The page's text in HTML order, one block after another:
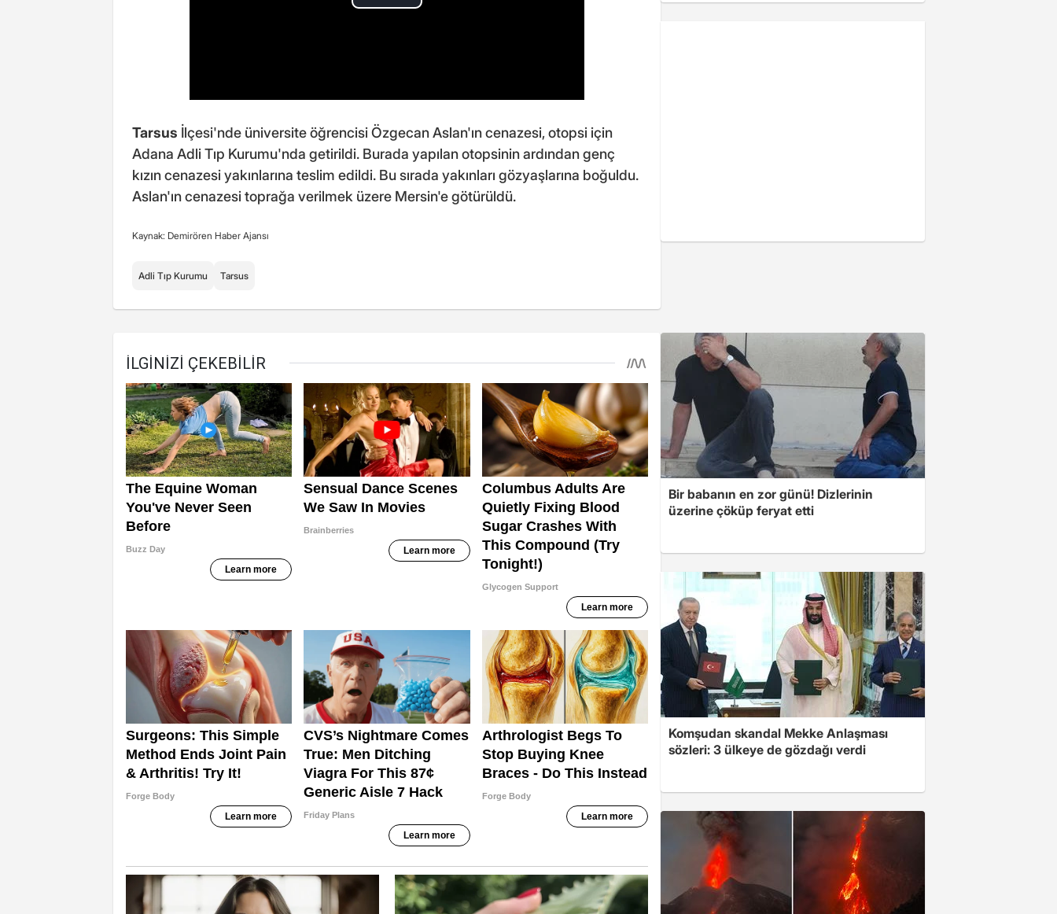
Tarsus İlçesi'nde üniversite öğrencisi Özgecan Aslan'ın cenazesi, otopsi için
Adana Adli Tıp Kurumu'nda getirildi. Burada yapılan otopsinin ardından genç
kızın cenazesi yakınlarına teslim edildi. Bu sırada yakınları gözyaşlarına boğuldu.
Aslan'ın cenazesi toprağa verilmek üzere Mersin'e götürüldü.
Kaynak: Demirören Haber Ajansı
Adli Tıp Kurumu Tarsus
Bir babanın en zor günü! Dizlerinin
üzerine çöküp feryat etti
Komşudan skandal Mekke Anlaşması
sözleri: 3 ülkeye de gözdağı verdi